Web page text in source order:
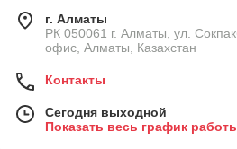
г. Алматы
РК 050061 г. Алматы, ул.
офис, Алматы, Казахстан
Контакты
Сегодня выходной
Показать весь график